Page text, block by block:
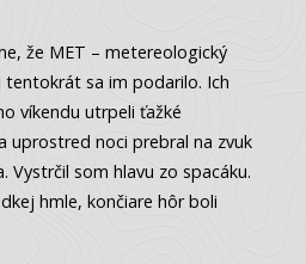
že MET – metereologický
tentokrát sa im podarilo. Ich
víkendu utrpeli ťažké
uprostred noci prebral na zvuk
Vystrčil som hlavu zo spacáku.
hmle, končiare hôr boli